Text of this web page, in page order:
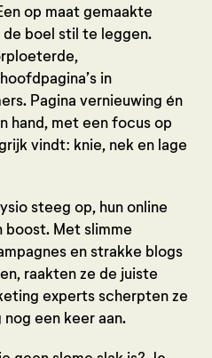
op maat gemaakte
boel stil te leggen.
in
Pagina vernieuwing én
hand, met een focus op
vindt: knie, nek en lage
steeg op, hun online
boost. Met slimme
en strakke blogs
raakten ze de juiste
experts scherpten ze
een keer aan.